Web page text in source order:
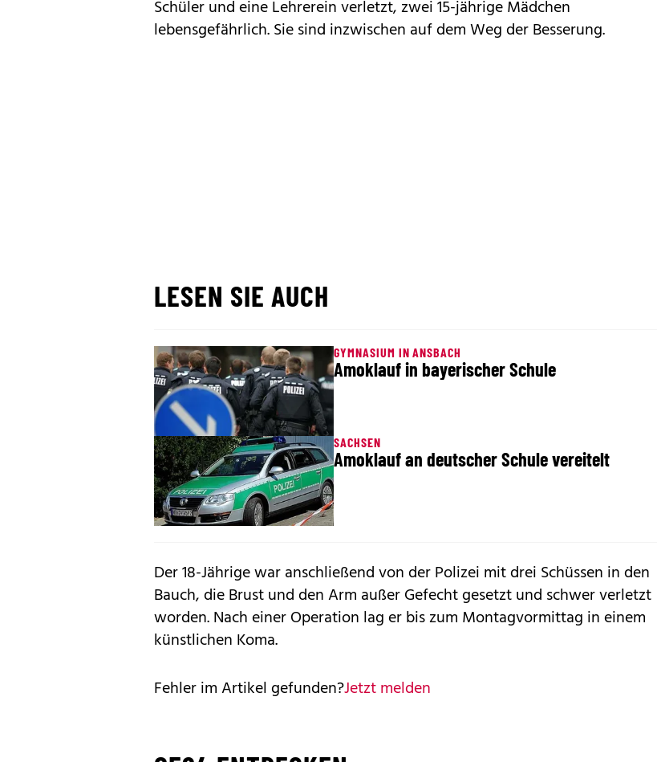
Schüler und eine Lehrerein verletzt, zwei 15-jährige Mädchen
lebensgefährlich. Sie sind inzwischen auf dem Weg der Besserung.
LESEN SIE AUCH
GYMNASIUM IN ANSBACH
Amoklauf in bayerischer Schule
SACHSEN
Amoklauf an deutscher Schule vereitelt
Der 18-Jährige war anschließend von der Polizei mit drei Schüssen in den
Bauch, die Brust und den Arm außer Gefecht gesetzt und schwer verletzt
worden. Nach einer Operation lag er bis zum Montagvormittag in einem
künstlichen Koma.
Fehler im Artikel gefunden?Jetzt melden